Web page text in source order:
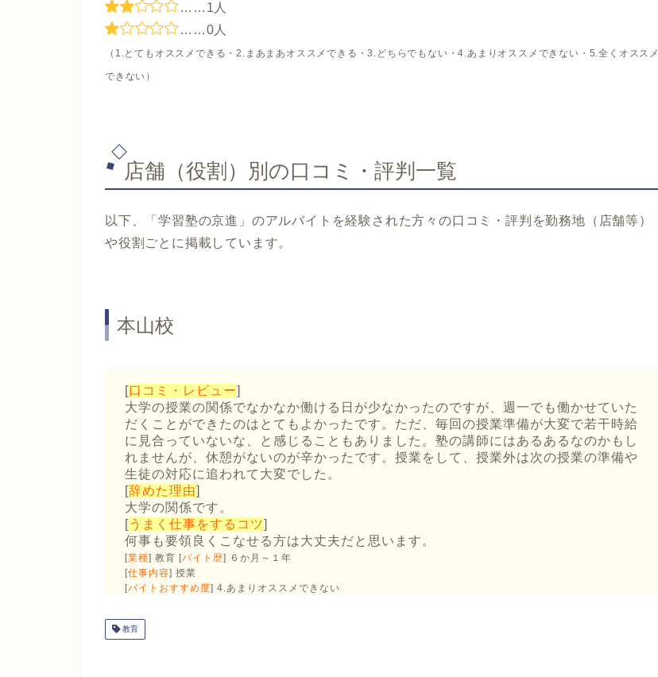
……1人
……0人
（1.とてもオススメできる・2.まあまあオススメできる・3.どちらでもない・4.あまりオススメできない・5.全くオススメ
できない）
店舗（役割）別の口コミ・評判一覧
以下、「学習塾の京進」のアルバイトを経験された方々の口コミ・評判を勤務地（店舗等）
や役割ごとに掲載しています。
本山校
[口コミ・レビュー]
大学の授業の関係でなかなか働ける日が少なかったのですが、週一でも働かせていた
だくことができたのはとてもよかったです。ただ、毎回の授業準備が大変で若干時給
に見合っていないな、と感じることもありました。塾の講師にはあるあるなのかもし
れませんが、休憩がないのが辛かったです。授業をして、授業外は次の授業の準備や
生徒の対応に追われて大変でした。
[辞めた理由]
大学の関係です。
[うまく仕事をするコツ]
何事も要領良くこなせる方は大丈夫だと思います。
[業種] 教育 [バイト歴] ６か月～１年
[仕事内容] 授業
[バイトおすすめ度] 4.あまりオススメできない
教育